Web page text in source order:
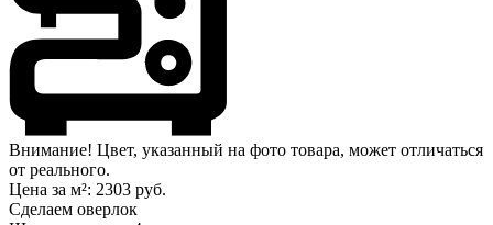
Внимание! Цвет, указанный на фото товара, может отличаться
от реального.
Цена за м²: 2303 руб.
Сделаем оверлок